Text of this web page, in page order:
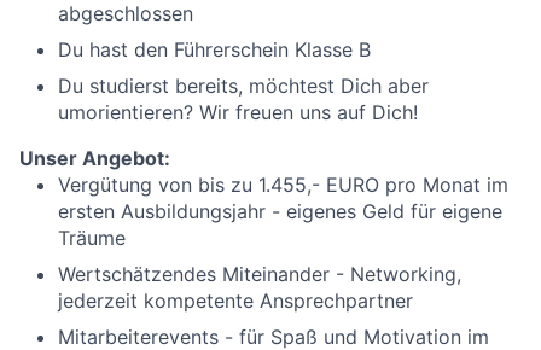
abgeschlossen
Du hast den Führerschein Klasse B
Du studierst bereits, möchtest Dich aber
umorientieren? Wir freuen uns auf Dich!
Unser Angebot:
Vergütung von bis zu 1.455,- EURO pro Monat im
ersten Ausbildungsjahr - eigenes Geld für eigene
Träume
Wertschätzendes Miteinander - Networking,
jederzeit kompetente Ansprechpartner
Mitarbeiterevents - für Spaß und Motivation im